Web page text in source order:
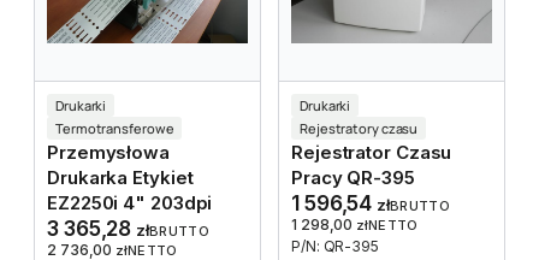
Drukarki
Termotransferowe
Przemysłowa
Drukarka Etykiet
EZ2250i 4" 203dpi
3 365,28 złBRUTTO
2 736,00 złNETTO
Drukarki
Rejestratory czasu
Rejestrator Czasu
Pracy QR-395
1 596,54 złBRUTTO
1 298,00 złNETTO
P/N: QR-395